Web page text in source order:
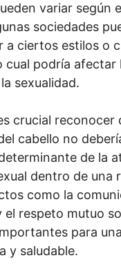
variar según
sociedades
a ciertos estilos o
cual podría afectar
sexualidad.
crucial reconocer
cabello no
de la
dentro de una
como la
el respeto mutuo
para
y saludable.